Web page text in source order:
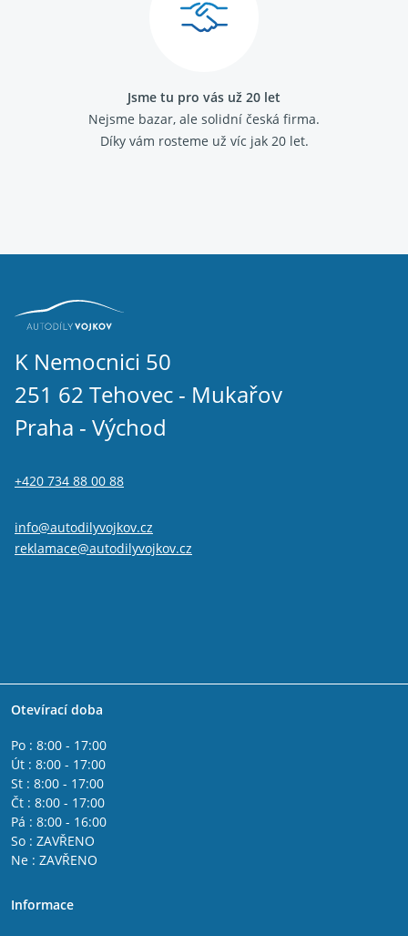
Jsme tu pro vás už 20 let
Nejsme bazar, ale solidní česká firma.
Díky vám rosteme už víc jak 20 let.
K Nemocnici 50
251 62 Tehovec - Mukařov
Praha - Východ
+420 734 88 00 88
info@autodilyvojkov.cz
reklamace@autodilyvojkov.cz
Otevírací doba
Po : 8:00 - 17:00
Út : 8:00 - 17:00
St : 8:00 - 17:00
Čt : 8:00 - 17:00
Pá : 8:00 - 16:00
So : ZAVŘENO
Ne : ZAVŘENO
Informace